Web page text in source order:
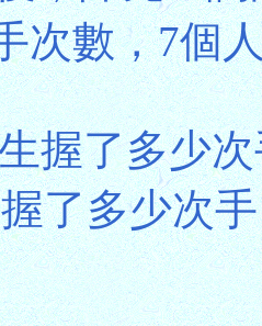
次數，7個
握了多少
了多少次